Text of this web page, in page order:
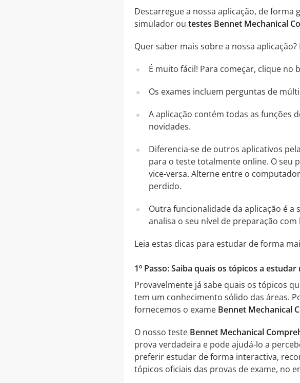
Descarregue a nossa aplicação, de
simulador ou testes Bennet Mechanical
Quer saber mais sobre a nossa
É muito fácil! Para começar, clique no
Os exames incluem perguntas de
A aplicação contém todas as funções
novidades.
Diferencia-se de outros aplicativos
para o teste totalmente online. O seu
vice-versa. Alterne entre o
perdido.
Outra funcionalidade da aplicação é
analisa o seu nível de preparação
Leia estas dicas para estudar de forma
1º Passo: Saiba quais os tópicos a
Provavelmente já sabe quais os tópicos
tem um conhecimento sólido das áreas.
fornecemos o exame Bennet Mechanical
O nosso teste Bennet Mechanical
prova verdadeira e pode ajudá-lo a
preferir estudar de forma interactiva,
tópicos oficiais das provas de exame, no